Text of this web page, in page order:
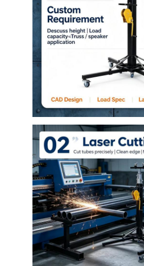
Sobre Nós
Visita à fábrica
Contacte-nos
Notícias
Casos
Solicite uma cotação
Truss de palco de alumínio